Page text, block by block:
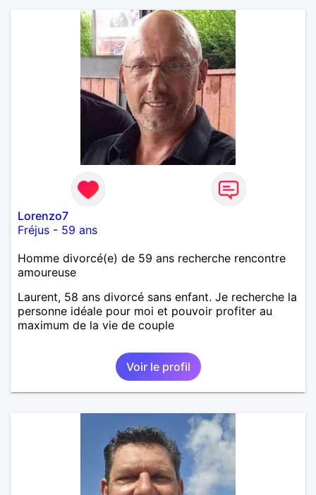
Lorenzo7
Fréjus - 59 ans
Homme divorcé(e) de 59 ans recherche rencontre
amoureuse
Laurent, 58 ans divorcé sans enfant. Je recherche la
personne idéale pour moi et pouvoir profiter au
maximum de la vie de couple
Voir le profil